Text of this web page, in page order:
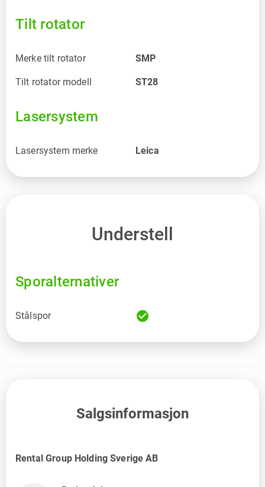
Tilt rotator
Merke tilt rotator SMP
Tilt rotator modell ST28
Lasersystem
Lasersystem merke Leica
Understell
Sporalternativer
Stålspor check_circle
Salgsinformasjon
Rental Group Holding Sverige AB